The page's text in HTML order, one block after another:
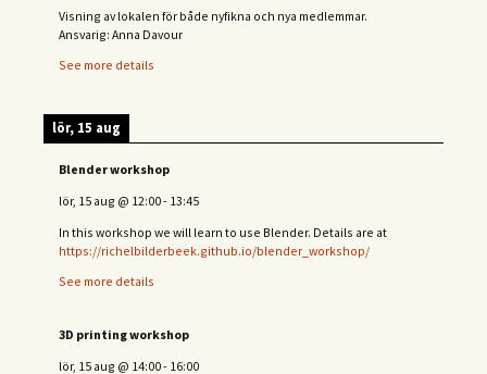
Visning av lokalen för både nyfikna och nya medlemmar.
Ansvarig: Anna Davour
See more details
lör, 15 aug
Blender workshop
lör, 15 aug @ 12:00- 13:45
In this workshop we will learn to use Blender. Details are at
https://richelbilderbeek.github.io/blender_workshop/
See more details
3D printing workshop
lör, 15 aug @ 14:00- 16:00